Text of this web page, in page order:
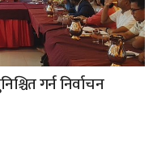
गर्न निर्वाचन